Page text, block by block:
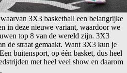
3X3 basketball een belangrijke
in deze nieuwe variant, waardoor we
top 8 van de wereld zijn. 3X3
de straat gemaakt. Want 3X3 kun je
buitensport, op één basket, dus heel
met heel veel show en daarom